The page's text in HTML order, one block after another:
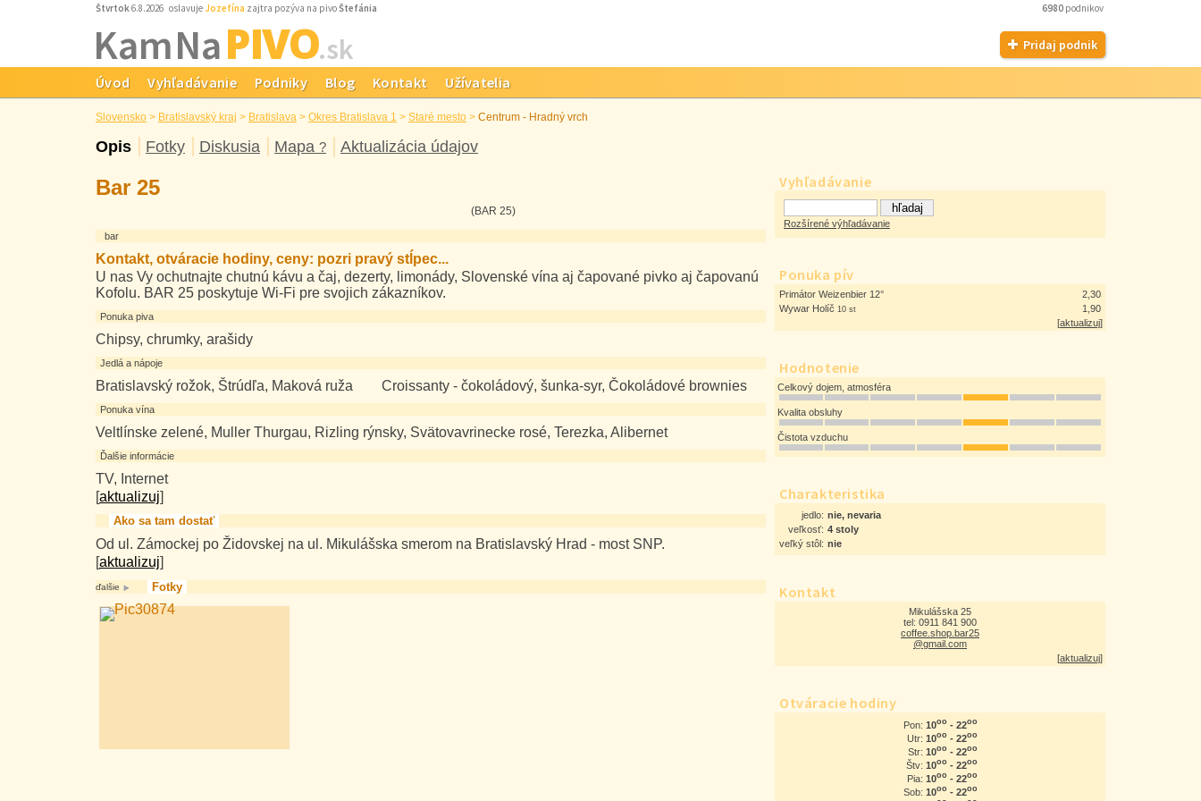
Štvrtok6.8.2026 oslavuje Jozefína zajtra pozýva na pivoŠtefánia 6980 podnikov
Kam NaPIVO.sk Pridaj podnik
Úvod Vyhľadávanie Podniky Blog Kontakt Užívatelia
Slovensko > Bratislavský kraj > Bratislava > Okres Bratislava 1 > Staré mesto > Centrum - Hradný vrch
Opis Fotky Diskusia Mapa ?
Aktualizácia údajov
Vyhľadávanie
Rozšírené výhľadávanie
Ponuka pív
Primátor Weizenbier 12°
2,30
Wywar Holíč 10 st
1,90
[aktualizuj]
Hodnotenie
Celkový dojem, atmosféra
Kvalita obsluhy
Čistota vzduchu
Charakteristika
jedlo: nie, nevaria
veľkosť: 4 stoly
veľký stôl: nie
Kontakt
Mikulášska 25
tel: 0911 841 900
coffee.shop.bar25
@gmail.com
[aktualizuj]
Otváracie hodiny
Pon: 10oo - 22oo
Utr: 10oo - 22oo
Str: 10oo - 22oo
Štv: 10oo - 22oo
Pia: 10oo - 22oo
Sob: 10oo - 22oo
Bar 25
bar
(BAR 25)
Kontakt, otváracie hodiny, ceny: pozri pravý stĺpec...
U nas Vy ochutnajte chutnú kávu a čaj, dezerty, limonády, Slovenské vína aj čapované pivko aj čapovanú
Kofolu. BAR 25 poskytuje Wi-Fi pre svojich zákazníkov.
Ponuka piva
Chipsy, chrumky, arašidy
Jedlá a nápoje
Bratislavský rožok, Štrúdľa, Maková ruža Croissanty - čokoládový, šunka-syr, Čokoládové brownies
Ponuka vína
Veltlínske zelené, Muller Thurgau, Rizling rýnsky, Svätovavrinecke rosé, Terezka, Alibernet
Ďalšie informácie
TV, Internet
[aktualizuj]
Ako sa tam dostať
Od ul. Zámockej po Židovskej na ul. Mikulášska smerom na Bratislavský Hrad - most SNP.
[aktualizuj]
ďalšie Fotky